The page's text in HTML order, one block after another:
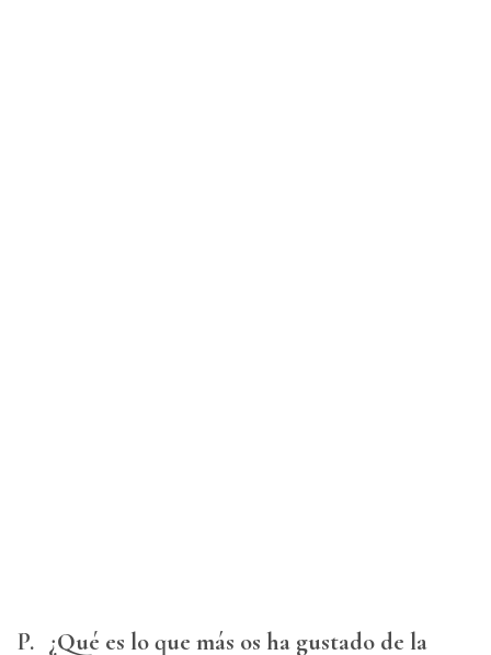
P. ¿Qué es lo que más os ha gustado de la